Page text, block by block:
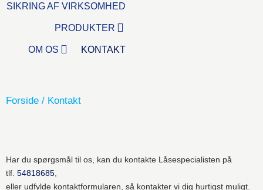
SIKRING AF VIRKSOMHED
PRODUKTER
OM OS KONTAKT
Forside / Kontakt
Har du spørgsmål til os, kan du kontakte Låsespecialisten på
tlf. 54818685
eller udfylde kontaktformularen, så kontakter vi dig hurtigst muligt.